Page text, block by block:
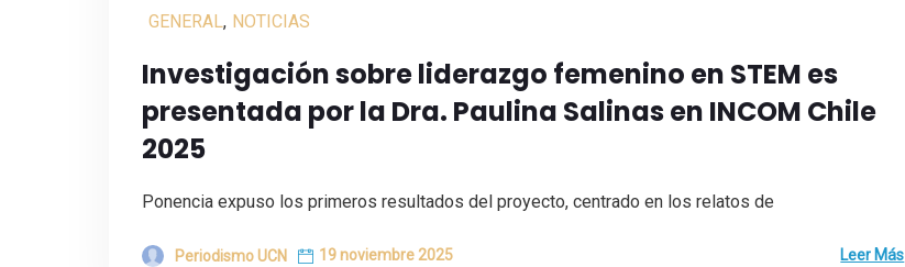
GENERAL, NOTICIAS
Investigación sobre liderazgo femenino en STEM es
presentada por la Dra. Paulina Salinas en INCOM Chile
2025
Ponencia expuso los primeros resultados del proyecto, centrado en los relatos de
Periodismo UCN 19 noviembre 2025 Leer Más